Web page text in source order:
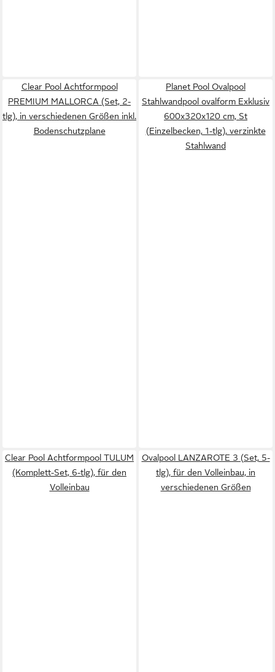
Clear Pool Achtformpool
PREMIUM MALLORCA (Set, 2-
tlg), in verschiedenen Größen inkl.
Bodenschutzplane
Planet Pool Ovalpool
Stahlwandpool ovalform Exklusiv
600x320x120 cm, St
(Einzelbecken, 1-tlg), verzinkte
Stahlwand
Clear Pool Achtformpool TULUM
(Komplett-Set, 6-tlg), für den
Volleinbau
Ovalpool LANZAROTE 3 (Set, 5-
tlg), für den Volleinbau, in
verschiedenen Größen